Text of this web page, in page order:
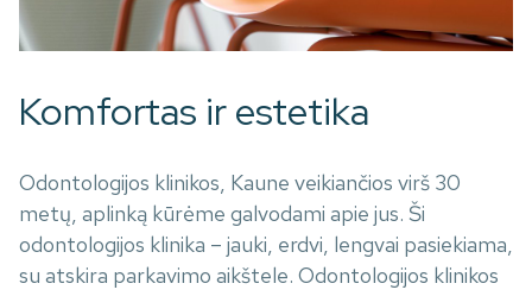
Komfortas ir estetika
Odontologijos klinikos, Kaune veikiančios virš 30
metų, aplinką kūrėme galvodami apie jus. Ši
odontologijos klinika – jauki, erdvi, lengvai pasiekiama,
su atskira parkavimo aikštele. Odontologijos klinikos